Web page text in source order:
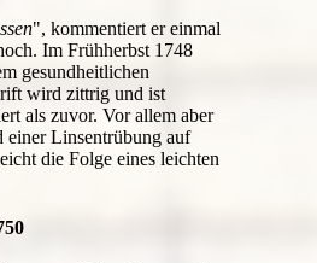
", kommentiert er einmal
Im Frühherbst 1748
gesundheitlichen
wird zittrig und ist
als zuvor. Vor allem aber
einer Linsentrübung auf
die Folge eines leichten